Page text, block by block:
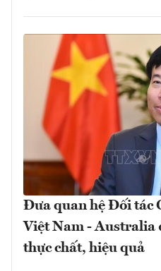
Đưa quan hệ Đối tác
Việt Nam - Australia
thực chất, hiệu quả